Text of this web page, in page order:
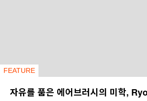
FEATURE
자유를 품은 에어브러시의 미학,